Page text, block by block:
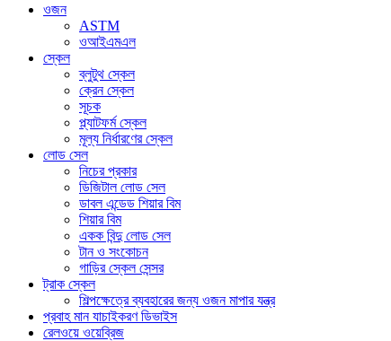
ওজন
ASTM
ওআইএমএল
স্কেল
ব্লুটুথ স্কেল
ক্রেন স্কেল
সূচক
প্ল্যাটফর্ম স্কেল
মূল্য নির্ধারণের স্কেল
লোড সেল
নিচের প্রকার
ডিজিটাল লোড সেল
ডাবল এন্ডেড শিয়ার বিম
শিয়ার বিম
একক বিন্দু লোড সেল
টান ও সংকোচন
গাড়ির স্কেল সেন্সর
ট্রাক স্কেল
শিল্পক্ষেত্রে ব্যবহারের জন্য ওজন মাপার যন্ত্র
প্রবাহ মান যাচাইকরণ ডিভাইস
রেলওয়ে ওয়েব্রিজ